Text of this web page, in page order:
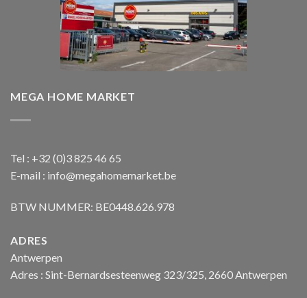
MEGA HOME MARKET
Tel : +32 (0)3 825 46 65
E-mail : info@megahomemarket.be
BTW NUMMER: BE0448.626.978
ADRES
Antwerpen
Adres : Sint-Bernardsesteenweg 323/325, 2660 Antwerpen